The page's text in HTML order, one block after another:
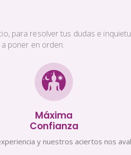
para resolver tus dudas e
poner en orden.
Máxima
Confianza
y nuestros aciertos nos